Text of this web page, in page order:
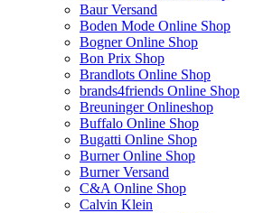
Baur Versand
Boden Mode Online Shop
Bogner Online Shop
Bon Prix Shop
Brandlots Online Shop
brands4friends Online Shop
Breuninger Onlineshop
Buffalo Online Shop
Bugatti Online Shop
Burner Online Shop
Burner Versand
C&A Online Shop
Calvin Klein